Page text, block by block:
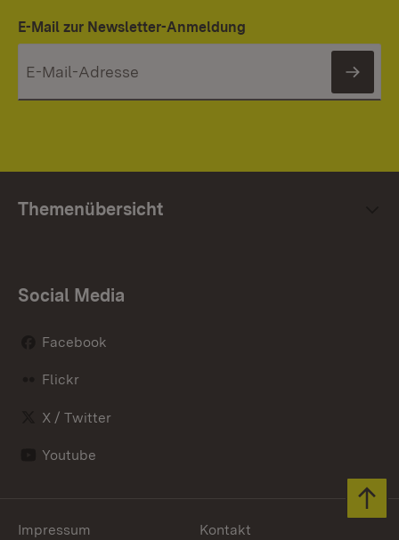
E-Mail zur Newsletter-Anmeldung
Themenübersicht
Social Media
Facebook
Flickr
X / Twitter
Youtube
Impressum
Kontakt